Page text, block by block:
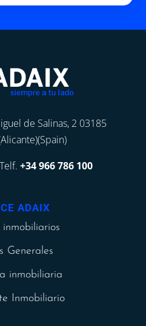
de Salinas, 2 03185
Telf.+34 966 786 100
ADAIX
inmobiliarios
Generales
inmobiliaria
Inmobiliario